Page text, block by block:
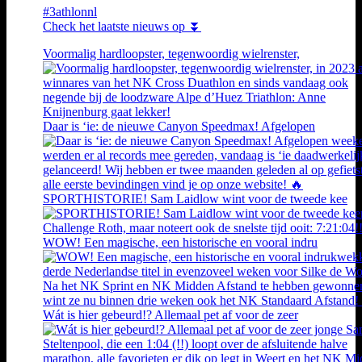
#3athlonnl
Check het laatste nieuws op ⏬
Voormalig hardloopster, tegenwoordig wielrenster,
Daar is ‘ie: de nieuwe Canyon Speedmax! Afgelopen
SPORTHISTORIE! Sam Laidlow wint voor de tweede kee
WOW! Een magische, een historische en vooral indru
Wát is hier gebeurd!? Allemaal pet af voor de zeer